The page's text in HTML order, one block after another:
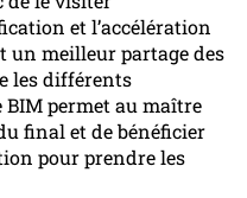
et l’accélération
un meilleur partage des
les différents
permet au maître
final et de bénéficier
pour prendre les